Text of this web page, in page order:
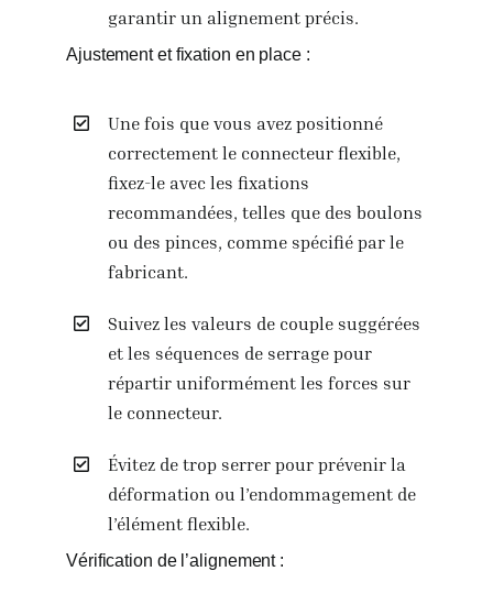
garantir un alignement précis.
Ajustement et fixation en place :
Une fois que vous avez positionné
correctement le connecteur flexible,
fixez-le avec les fixations
recommandées, telles que des boulons
ou des pinces, comme spécifié par le
fabricant.
Suivez les valeurs de couple suggérées
et les séquences de serrage pour
répartir uniformément les forces sur
le connecteur.
Évitez de trop serrer pour prévenir la
déformation ou l’endommagement de
l’élément flexible.
Vérification de l’alignement :